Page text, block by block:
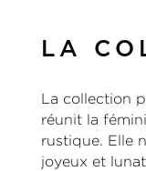
LA
La collection
réunit la
rustique. Elle
joyeux et